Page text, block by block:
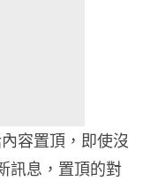
容置頂，即使沒
訊息，置頂的對